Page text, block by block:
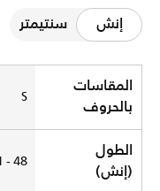
إنش سنتيمتر
جدول المقاسات للأطفال
المقاسات
بالحروف
S
الطول
(إنش)
48 - 51